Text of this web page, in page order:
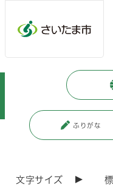
ふりがな
文字サイズ
観光・スポー
ツール・ド・フランスさいたま
が開催されます